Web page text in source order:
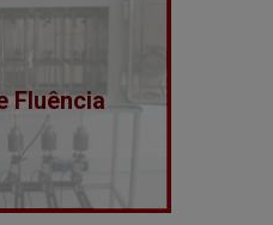
Fluência